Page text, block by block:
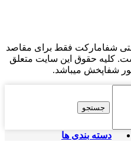
شفامارکت فقط برای مقاصد
کلیه حقوق این سایت متعلق
شفاپخش میباشد.
جستجو
دسته بندی ها